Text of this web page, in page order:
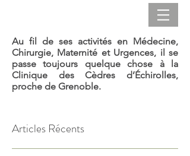
Au fil de ses activités en Médecine,
Chirurgie, Maternité et Urgences, il se
passe toujours quelque chose à la
Clinique des Cèdres d’Échirolles,
proche de Grenoble.
Articles Récents